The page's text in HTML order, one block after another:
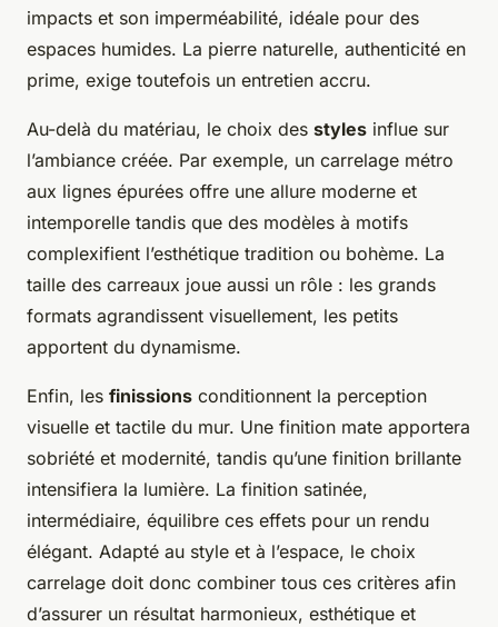
impacts et son imperméabilité, idéale pour des
espaces humides. La pierre naturelle, authenticité en
prime, exige toutefois un entretien accru.
Au-delà du matériau, le choix des styles influe sur
l’ambiance créée. Par exemple, un carrelage métro
aux lignes épurées offre une allure moderne et
intemporelle tandis que des modèles à motifs
complexifient l’esthétique tradition ou bohème. La
taille des carreaux joue aussi un rôle : les grands
formats agrandissent visuellement, les petits
apportent du dynamisme.
Enfin, les finissions conditionnent la perception
visuelle et tactile du mur. Une finition mate apportera
sobriété et modernité, tandis qu’une finition brillante
intensifiera la lumière. La finition satinée,
intermédiaire, équilibre ces effets pour un rendu
élégant. Adapté au style et à l’espace, le choix
carrelage doit donc combiner tous ces critères afin
d’assurer un résultat harmonieux, esthétique et